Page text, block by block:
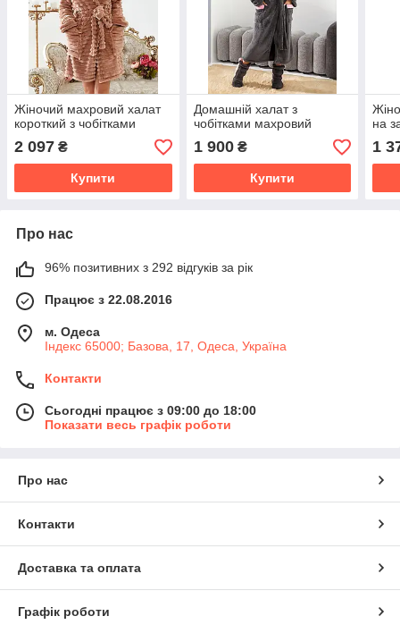
Жіночий махровий халат
короткий з чобітками
2 097 ₴
Купити
Домашній халат з
чобітками махровий
1 900₴
Купити
на
1
Про нас
96% позитивних з 292 відгуків за рік
Працює з 22.08.2016
м. Одеса
Індекс 65000; Базова, 17, Одеса, Україна
Контакти
Сьогодні працює з 09:00 до 18:00
Показати весь графік роботи
Про нас
Контакти
Доставка та оплата
Графік роботи